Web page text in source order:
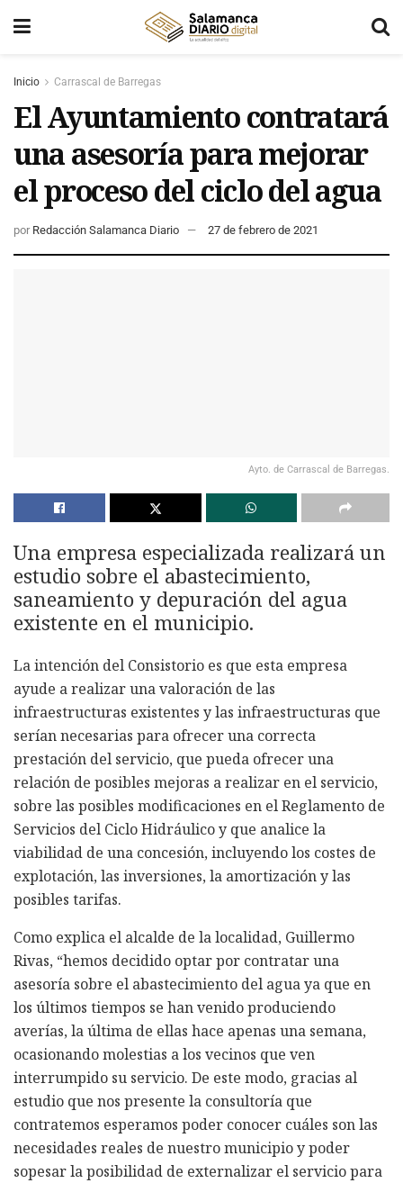
Inicio Carrascal de Barregas
El Ayuntamiento contratará
una asesoría para mejorar
el proceso del ciclo del agua
por Redacción Salamanca Diario 27 de febrero de 2021
Ayto. de Carrascal de Barregas.
Una empresa especializada realizará un
estudio sobre el abastecimiento,
saneamiento y depuración del agua
existente en el municipio.
La intención del Consistorio es que esta empresa
ayude a realizar una valoración de las
infraestructuras existentes y las infraestructuras que
serían necesarias para ofrecer una correcta
prestación del servicio, que pueda ofrecer una
relación de posibles mejoras a realizar en el servicio,
sobre las posibles modificaciones en el Reglamento de
Servicios del Ciclo Hidráulico y que analice la
viabilidad de una concesión, incluyendo los costes de
explotación, las inversiones, la amortización y las
posibles tarifas.
Como explica el alcalde de la localidad, Guillermo
Rivas, “hemos decidido optar por contratar una
asesoría sobre el abastecimiento del agua ya que en
los últimos tiempos se han venido produciendo
averías, la última de ellas hace apenas una semana,
ocasionando molestias a los vecinos que ven
interrumpido su servicio. De este modo, gracias al
estudio que nos presente la consultoría que
contratemos esperamos poder conocer cuáles son las
necesidades reales de nuestro municipio y poder
sopesar la posibilidad de externalizar el servicio para